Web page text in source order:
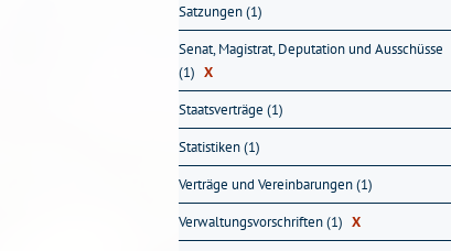
Satzungen (1)
Senat, Magistrat, Deputation und Ausschüsse
(1) X
Staatsverträge (1)
Statistiken (1)
Verträge und Vereinbarungen (1)
Verwaltungsvorschriften (1) X